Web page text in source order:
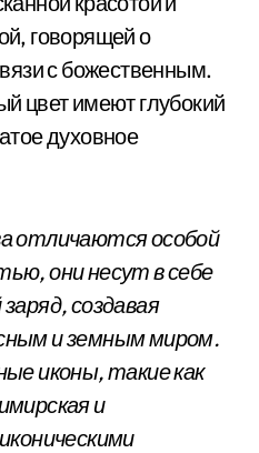
говорящей о
с божественным.
цвет имеют глубокий
духовное
отличаются особой
они несут в себе
создавая
и земным миром.
иконы, такие как
и